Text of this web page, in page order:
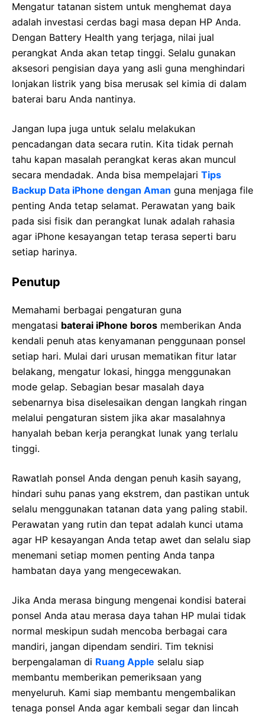
Mengatur tatanan sistem untuk menghemat daya
adalah investasi cerdas bagi masa depan HP Anda.
Dengan Battery Health yang terjaga, nilai jual
perangkat Anda akan tetap tinggi. Selalu gunakan
aksesori pengisian daya yang asli guna menghindari
lonjakan listrik yang bisa merusak sel kimia di dalam
baterai baru Anda nantinya.
Jangan lupa juga untuk selalu melakukan
pencadangan data secara rutin. Kita tidak pernah
tahu kapan masalah perangkat keras akan muncul
secara mendadak. Anda bisa mempelajari Tips
Backup Data iPhone dengan Aman guna menjaga file
penting Anda tetap selamat. Perawatan yang baik
pada sisi fisik dan perangkat lunak adalah rahasia
agar iPhone kesayangan tetap terasa seperti baru
setiap harinya.
Penutup
Memahami berbagai pengaturan guna
mengatasi baterai iPhone boros memberikan Anda
kendali penuh atas kenyamanan penggunaan ponsel
setiap hari. Mulai dari urusan mematikan fitur latar
belakang, mengatur lokasi, hingga menggunakan
mode gelap. Sebagian besar masalah daya
sebenarnya bisa diselesaikan dengan langkah ringan
melalui pengaturan sistem jika akar masalahnya
hanyalah beban kerja perangkat lunak yang terlalu
tinggi.
Rawatlah ponsel Anda dengan penuh kasih sayang,
hindari suhu panas yang ekstrem, dan pastikan untuk
selalu menggunakan tatanan data yang paling stabil.
Perawatan yang rutin dan tepat adalah kunci utama
agar HP kesayangan Anda tetap awet dan selalu siap
menemani setiap momen penting Anda tanpa
hambatan daya yang mengecewakan.
Jika Anda merasa bingung mengenai kondisi baterai
ponsel Anda atau merasa daya tahan HP mulai tidak
normal meskipun sudah mencoba berbagai cara
mandiri, jangan dipendam sendiri. Tim teknisi
berpengalaman di Ruang Apple selalu siap
membantu memberikan pemeriksaan yang
menyeluruh. Kami siap membantu mengembalikan
tenaga ponsel Anda agar kembali segar dan lincah